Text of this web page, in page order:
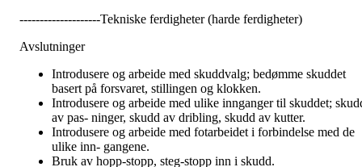
--------------------Tekniske ferdigheter (harde ferdigheter)
Avslutninger
Introdusere og arbeide med skuddvalg; bedømme skuddet
basert på forsvaret, stillingen og klokken.
Introdusere og arbeide med ulike innganger til skuddet;
av pas- ninger, skudd av dribling, skudd av kutter.
Introdusere og arbeide med fotarbeidet i forbindelse med de
ulike inn- gangene.
Bruk av hopp-stopp, steg-stopp inn i skudd.